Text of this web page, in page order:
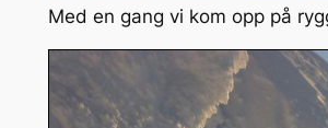
Med en gang vi kom opp på